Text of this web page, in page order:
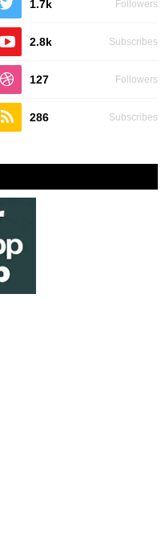
1.7k Followers
2.8k Subscribes
127 Followers
286 Subscribes